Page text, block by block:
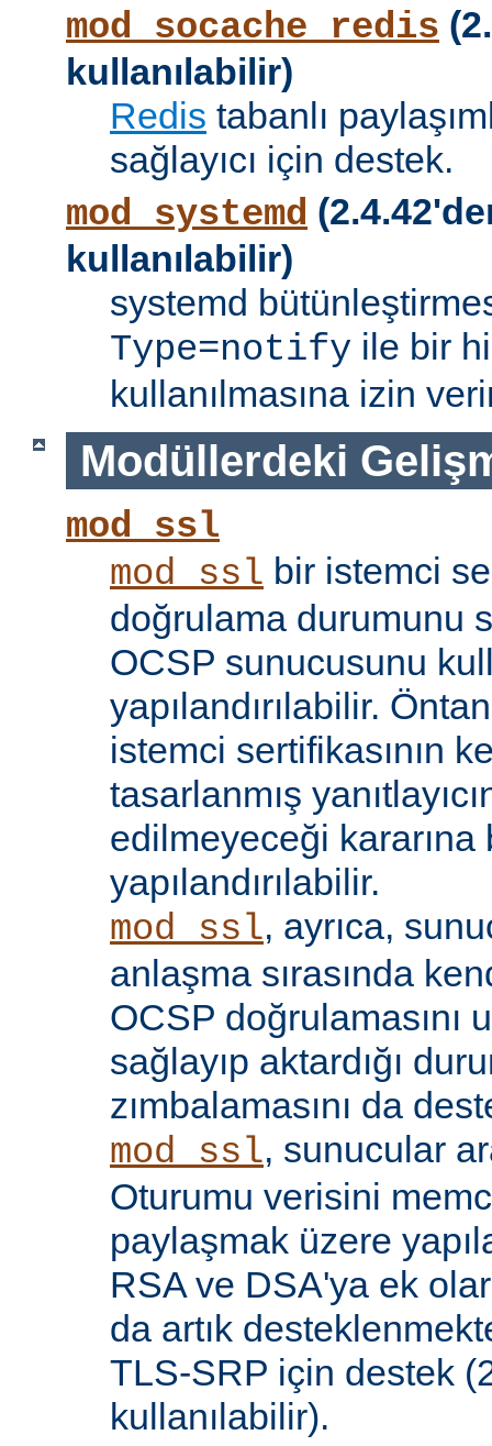
mod_socache_redis
kullanılabilir)
Redis tabanlı
sağlayıcı için destek.
mod_systemd
kullanılabilir)
systemd
Type=notify ile bir
kullanılmasına izin
Modüllerdeki
mod_ssl
mod_ssl bir istemci
doğrulama durumunu
OCSP sunucusunu
yapılandırılabilir.
istemci sertifikasının
tasarlanmış
edilmeyeceği kararına
yapılandırılabilir.
mod_ssl, ayrıca,
anlaşma sırasında
OCSP doğrulamasını
sağlayıp aktardığı
zımbalamasını da
mod_ssl, sunucular
Oturumu verisini
paylaşmak üzere
RSA ve DSA'ya ek
da artık
TLS-SRP için destek
kullanılabilir).